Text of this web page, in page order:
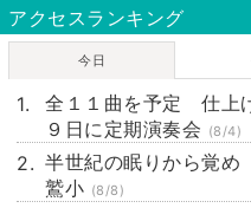
アクセスランキング
今日
全１１曲を予定 仕
９日に定期演奏会 (8/4)
半世紀の眠りから覚
鷲小 (8/8)